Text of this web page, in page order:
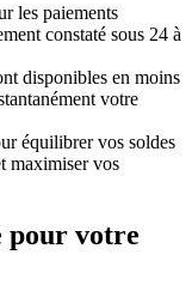
les paiements
constaté sous 24 à
disponibles en moins
votre
équilibrer vos soldes
maximiser vos
pour votre